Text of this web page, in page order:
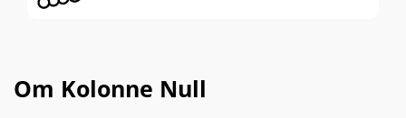
Kolonne Null samarbejder direkte med
Om Kolonne Null